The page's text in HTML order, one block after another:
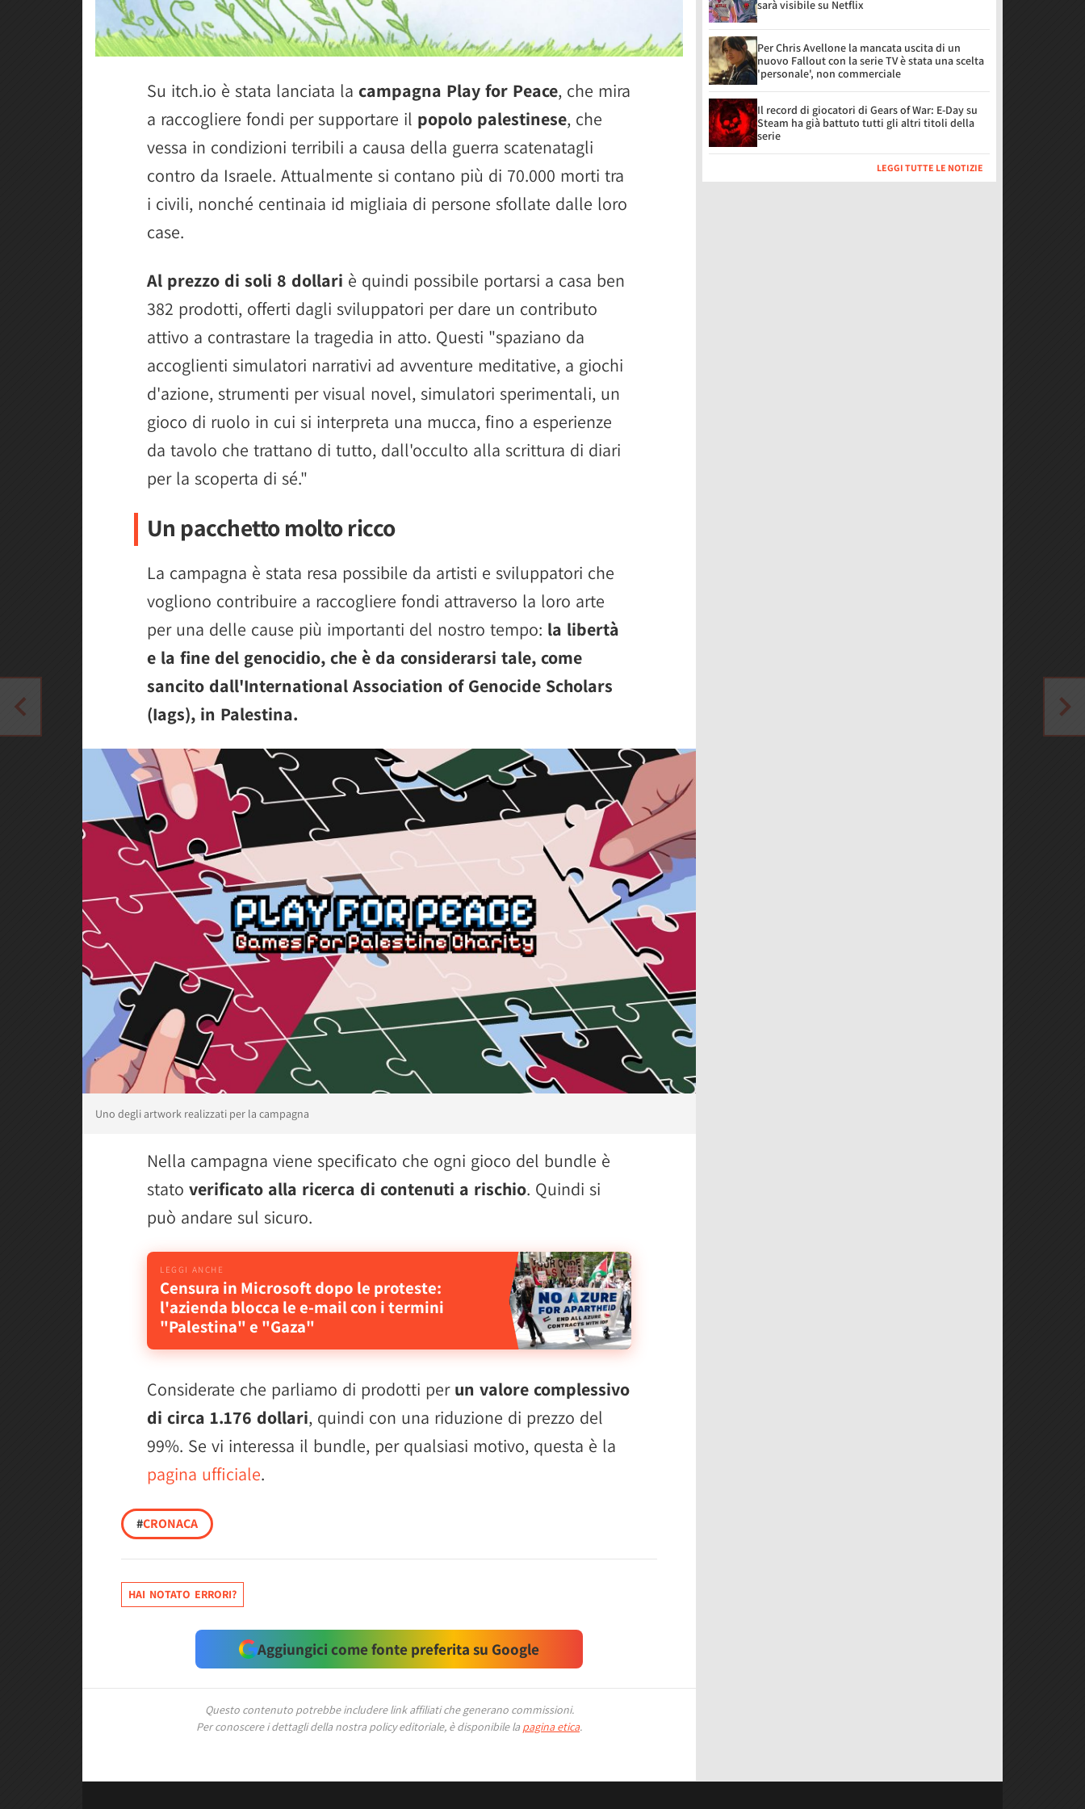
Su itch.io è stata lanciata la campagna Play for Peace, che mira
a raccogliere fondi per supportare il popolo palestinese, che
vessa in condizioni terribili a causa della guerra scatenatagli
contro da Israele. Attualmente si contano più di 70.000 morti tra
i civili, nonché centinaia id migliaia di persone sfollate dalle loro
case.
Al prezzo di soli 8 dollari è quindi possibile portarsi a casa ben
382 prodotti, offerti dagli sviluppatori per dare un contributo
attivo a contrastare la tragedia in atto. Questi "spaziano da
accoglienti simulatori narrativi ad avventure meditative, a giochi
d'azione, strumenti per visual novel, simulatori sperimentali, un
gioco di ruolo in cui si interpreta una mucca, fino a esperienze
da tavolo che trattano di tutto, dall'occulto alla scrittura di diari
per la scoperta di sé."
Un pacchetto molto ricco
La campagna è stata resa possibile da artisti e sviluppatori che
vogliono contribuire a raccogliere fondi attraverso la loro arte
per una delle cause più importanti del nostro tempo: la libertà
e la fine del genocidio, che è da considerarsi tale, come
sancito dall'International Association of Genocide Scholars
(Iags), in Palestina.
Uno degli artwork realizzati per la campagna
Nella campagna viene specificato che ogni gioco del bundle è
stato verificato alla ricerca di contenuti a rischio. Quindi si
può andare sul sicuro.
Censura in Microsoft dopo le proteste:
l'azienda blocca le e-mail con i termini
"Palestina" e "Gaza"
Considerate che parliamo di prodotti per un valore complessivo
di circa 1.176 dollari, quindi con una riduzione di prezzo del
99%. Se vi interessa il bundle, per qualsiasi motivo, questa è la
pagina ufficiale.
#CRONACA
HAI NOTATO ERRORI?
Aggiungici come fonte preferita su Google
Questo contenuto potrebbe includere link affiliati che generano commissioni.
Per conoscere i dettagli della nostra policy editoriale, è disponibile la pagina etica.
sarà visibile su Netflix
Per Chris Avellone la mancata uscita di un
nuovo Fallout con la serie TV è stata una scelta
'personale', non commerciale
Il record di giocatori di Gears of War: E-Day su
Steam ha già battuto tutti gli altri titoli della
serie
LEGGI TUTTE LE NOTIZIE